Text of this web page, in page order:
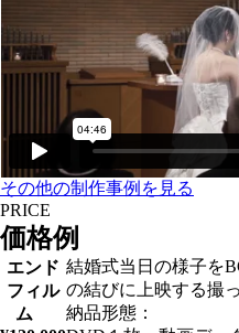
その他の制作事例を見る
PRICE
価格例
エンド
フィル
ム
結婚式当日の様子を
の結びに上映する撮
納品形態：